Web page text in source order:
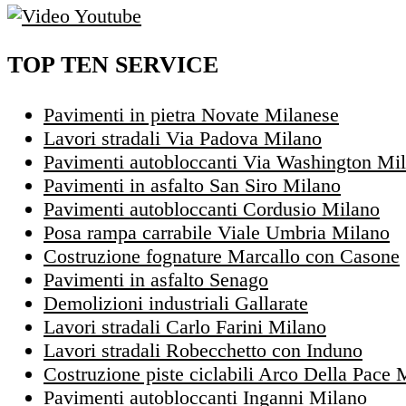
TOP TEN SERVICE
Pavimenti in pietra Novate Milanese
Lavori stradali Via Padova Milano
Pavimenti autobloccanti Via Washington
Pavimenti in asfalto San Siro Milano
Pavimenti autobloccanti Cordusio Milano
Posa rampa carrabile Viale Umbria Milano
Costruzione fognature Marcallo con Casone
Pavimenti in asfalto Senago
Demolizioni industriali Gallarate
Lavori stradali Carlo Farini Milano
Lavori stradali Robecchetto con Induno
Costruzione piste ciclabili Arco Della Pace
Pavimenti autobloccanti Inganni Milano